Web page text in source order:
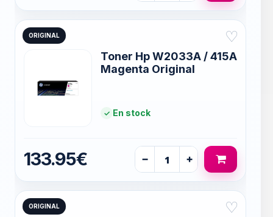
ORIGINAL ♡
Toner Hp W2033A / 415A
Magenta Original
En stock
133.95€ − +
ORIGINAL ♡